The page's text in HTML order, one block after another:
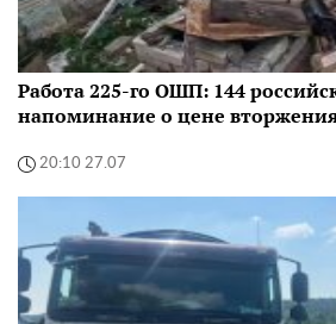
Работа 225-го ОШП: 144
напоминание о цене
20:10 27.07